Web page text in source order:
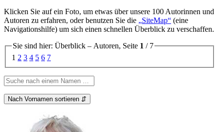
Klicken Sie auf ein Foto, um etwas über unsere 100 Autorinnen und
Autoren zu erfahren, oder benutzen Sie die
SiteMap
(eine
Navigationshilfe) um sich einen schnellen Überblick zu verschaffen.
Sie sind hier: Überblick – Autoren, Seite 1 / 7
1 2 3 4 5 6 7
Nach Vornamen sortieren ⇵